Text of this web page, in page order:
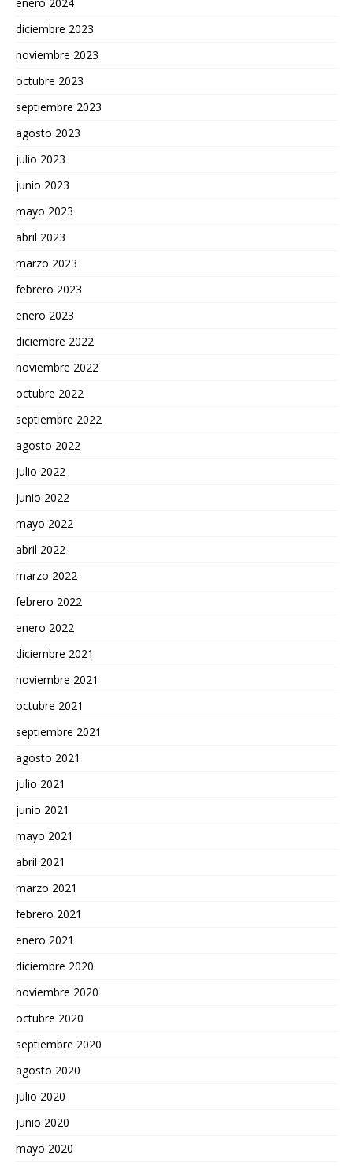
enero 2024
diciembre 2023
noviembre 2023
octubre 2023
septiembre 2023
agosto 2023
julio 2023
junio 2023
mayo 2023
abril 2023
marzo 2023
febrero 2023
enero 2023
diciembre 2022
noviembre 2022
octubre 2022
septiembre 2022
agosto 2022
julio 2022
junio 2022
mayo 2022
abril 2022
marzo 2022
febrero 2022
enero 2022
diciembre 2021
noviembre 2021
octubre 2021
septiembre 2021
agosto 2021
julio 2021
junio 2021
mayo 2021
abril 2021
marzo 2021
febrero 2021
enero 2021
diciembre 2020
noviembre 2020
octubre 2020
septiembre 2020
agosto 2020
julio 2020
junio 2020
mayo 2020